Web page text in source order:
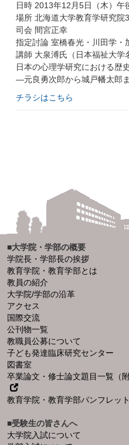
日時 2013年12月5日（木）午
場所 北海道大学教育学研究院
司会 間宮正幸
指定討論 室橋春光・川田学・
講師 大泉溥氏（日本福祉大学
日本の心理学研究における歴
―元良勇次郎から城戸幡太郎
チラシはこちら
■大学院・学部の概要
学院長・学部長の挨拶
教育学院・教育学部とは
教員の紹介
大学院/学部の沿革
アクセス
国際交流
公刊物一覧
教職員公募について
子ども発達臨床研究センター
図書室
卒業論文・修士論文題目一覧（附
教育学院・教育学部パンフレット
■受験生の皆さんへ
大学院入試について